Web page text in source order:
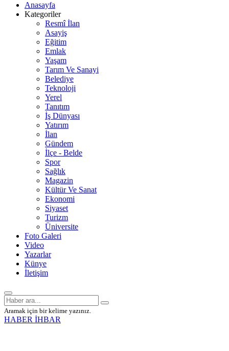
Anasayfa
Kategoriler
Resmî İlan
Asayiş
Eğitim
Emlak
Yaşam
Tarım Ve Sanayi
Belediye
Teknoloji
Yerel
Tanıtım
İş Dünyası
Yatırım
İlan
Gündem
İlçe - Belde
Spor
Sağlık
Magazin
Kültür Ve Sanat
Ekonomi
Siyaset
Turizm
Üniversite
Foto Galeri
Video
Yazarlar
Künye
İletişim
Aramak için bir kelime yazınız.
HABER İHBAR